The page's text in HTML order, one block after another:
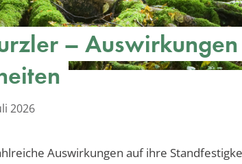
– Auswirkungen
2026
Auswirkungen auf ihre